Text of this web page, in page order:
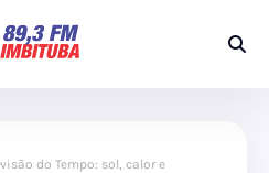
do Tempo: sol, calor e